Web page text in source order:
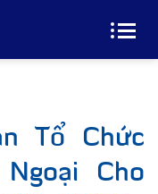
Tổ Chức
Cho